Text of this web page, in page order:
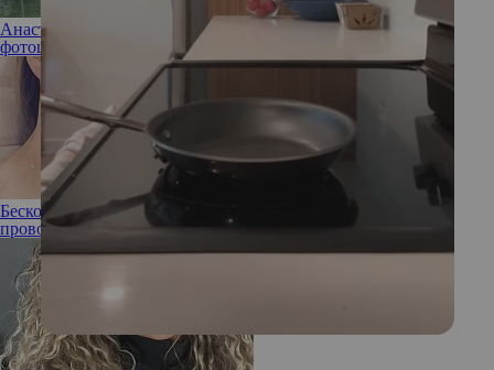
Анастасию Решетову обвинили в излишнем использовании
фотошопа на последнем фото
Бесконечные ноги: Екатерина Вилкова поделилась
провокационным снимком